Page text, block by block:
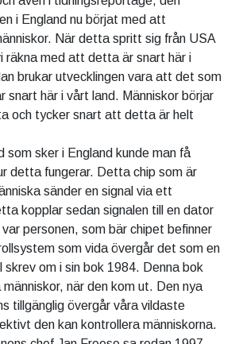
i England nu börjat med att
När detta spritt sig från USA
räkna med att detta är snart här i
brukar utvecklingen vara att det som
snart här i vårt land. Människor börjar
och tycker snart att detta är helt
som sker i England kunde man få
detta fungerar. Detta chip som är
sänder en signal via ett
kopplar sedan signalen till en dator
personen, som bär chipet befinner
som vida övergår det som en
skrev om i sin bok 1984. Denna bok
när den kom ut. Den nya
tillgänglig övergår våra vildaste
den kan kontrollera människorna.